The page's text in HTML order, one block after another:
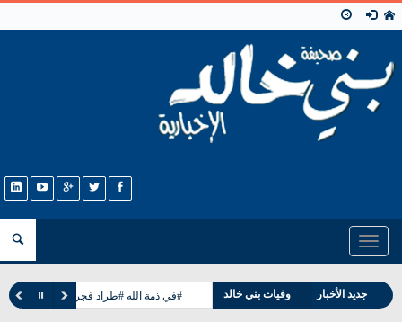
Toggle
navigation
جديد الأخبار وفيات بني خالد #في ذمة الله #طراد فجر طباخ الخالدي